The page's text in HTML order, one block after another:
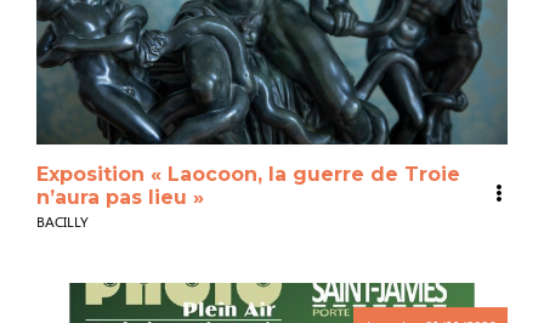
Exposition « Laocoon, la guerre de Troie
n’aura pas lieu »
BACILLY